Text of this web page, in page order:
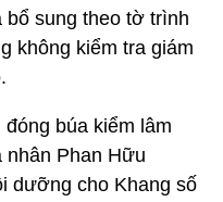
sung theo tờ trình
không kiểm tra giám
búa kiểm lâm
nhân Phan Hữu
dưỡng cho Khang số